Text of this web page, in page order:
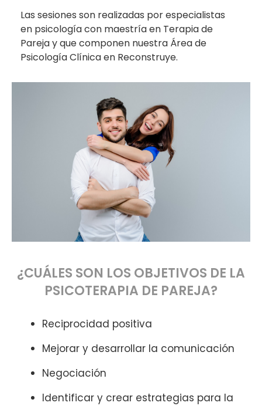
Las sesiones son realizadas por especialistas
en psicología con maestría en Terapia de
Pareja y que componen nuestra Área de
Psicología Clínica en Reconstruye.
¿CUÁLES SON LOS OBJETIVOS DE LA
PSICOTERAPIA DE PAREJA?
Reciprocidad positiva
Mejorar y desarrollar la comunicación
Negociación
Identificar y crear estrategias para la